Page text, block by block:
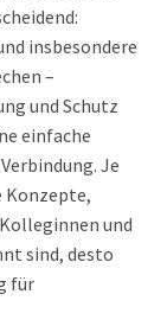
insbesondere
–
und Schutz
einfache
Je
Konzepte,
und
sind, desto
für